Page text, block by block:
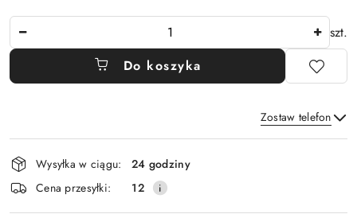
szt.
Do koszyka
Zostaw telefon
Wyślij
Dostępność
i
dostawa
Wysyłka w ciągu:
24 godziny
Cena przesyłki:
12